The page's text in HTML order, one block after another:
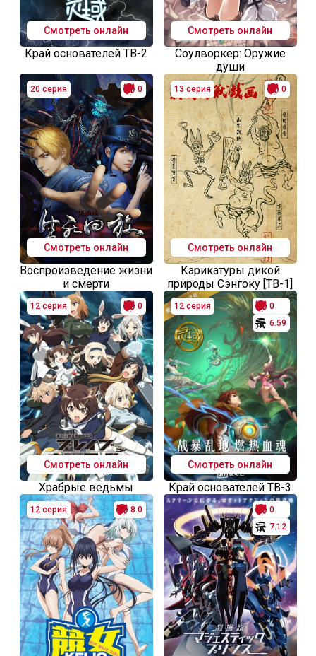
Смотреть онлайн
Край основателей ТВ-2
Смотреть онлайн
Соулворкер: Оружие
души
20 серия 0
Смотреть онлайн
Воспроизведение жизни
и смерти
13 серия 0
Смотреть онлайн
Карикатуры дикой
природы Сэнгоку [ТВ-1]
12 серия 0
Смотреть онлайн
Храбрые ведьмы
12 серия
0
6.59
Смотреть онлайн
Край основателей ТВ-3
12 серия 8.0
0
7.12